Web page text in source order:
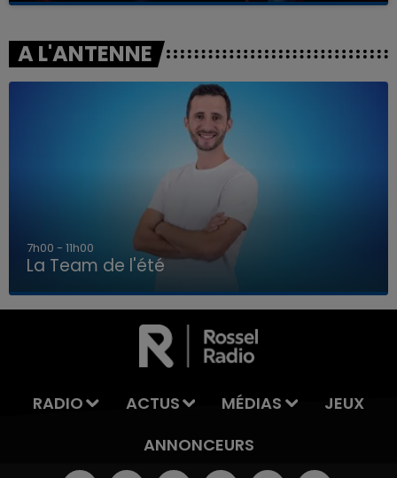
LA TEAM DE L'ÉTÉ
A L'ANTENNE
7h00 - 11h00
La Team de l'été
RADIO ACTUS MÉDIAS
JEUX
ANNONCEURS